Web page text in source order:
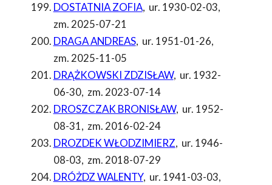
DOSTATNIA ZOFIA, ur. 1930-02-03,
zm. 2025-07-21
DRAGA ANDREAS, ur. 1951-01-26,
zm. 2025-11-05
DRĄŻKOWSKI ZDZISŁAW, ur. 1932-
06-30, zm. 2023-07-14
DROSZCZAK BRONISŁAW, ur. 1952-
08-31, zm. 2016-02-24
DROZDEK WŁODZIMIERZ, ur. 1946-
08-03, zm. 2018-07-29
DRÓŻDZ WALENTY, ur. 1941-03-03,